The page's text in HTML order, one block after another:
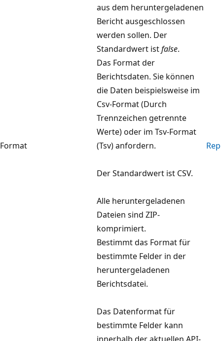
aus dem heruntergeladenen
Bericht ausgeschlossen
werden sollen. Der
Standardwert istfalse.
Format
Das Format der
Berichtsdaten. Sie können
die Daten beispielsweise im
Csv-Format (Durch
Trennzeichen getrennte
Werte) oder im Tsv-Format
(Tsv) anfordern.
Der Standardwert ist CSV.
Alle heruntergeladenen
Dateien sind ZIP-
komprimiert.
Bestimmt das Format für
bestimmte Felder in der
heruntergeladenen
Berichtsdatei.
Das Datenformat für
bestimmte Felder kann
innerhalb der aktuellen API-